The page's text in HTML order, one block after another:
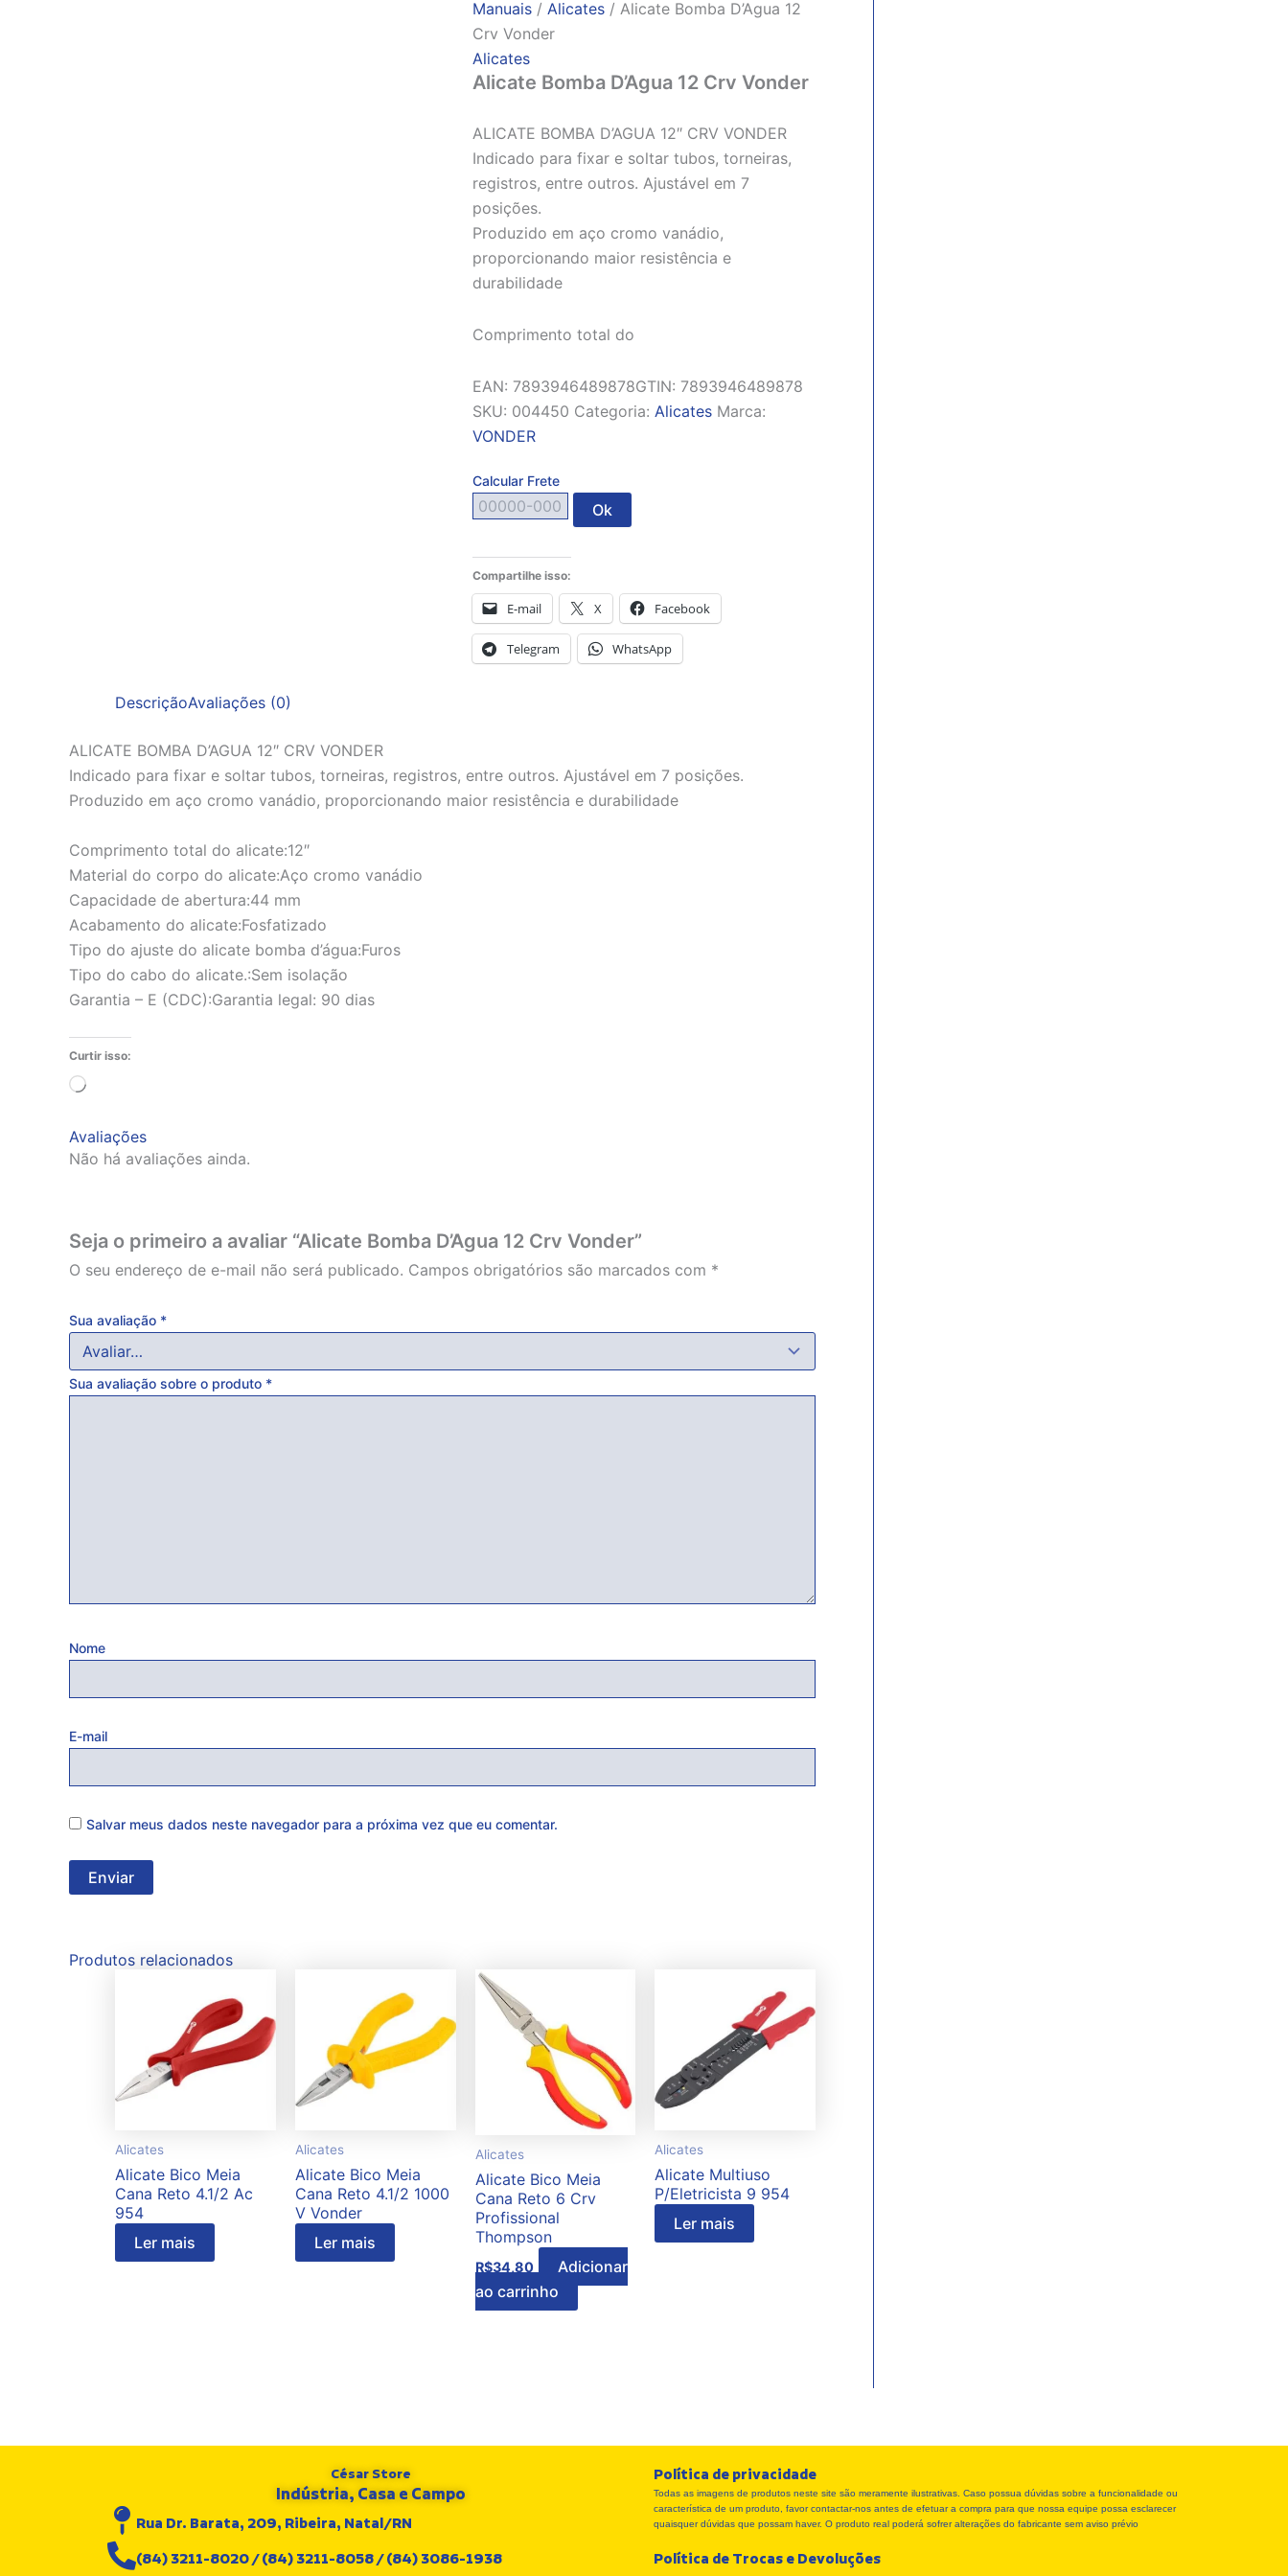
Manuais/ Alicates/ Alicate Bomba D’Agua 12
Crv Vonder
Alicates
Alicate Bomba D’Agua 12 Crv Vonder
ALICATE BOMBA D’AGUA 12″ CRV VONDER
Indicado para fixar e soltar tubos, torneiras,
registros, entre outros. Ajustável em 7
posições.
Produzido em aço cromo vanádio,
proporcionando maior resistência e
durabilidade
Comprimento total do
EAN: 7893946489878GTIN: 7893946489878
SKU: 004450 Categoria: Alicates Marca:
VONDER
Calcular Frete
Ok
Compartilhe isso:
E-mail X Facebook
Telegram WhatsApp
DescriçãoAvaliações (0)
ALICATE BOMBA D’AGUA 12″ CRV VONDER
Indicado para fixar e soltar tubos, torneiras, registros, entre outros. Ajustável em 7 posições.
Produzido em aço cromo vanádio, proporcionando maior resistência e durabilidade
Comprimento total do alicate:12″
Material do corpo do alicate:Aço cromo vanádio
Capacidade de abertura:44 mm
Acabamento do alicate:Fosfatizado
Tipo do ajuste do alicate bomba d’água:Furos
Tipo do cabo do alicate.:Sem isolação
Garantia – E (CDC):Garantia legal: 90 dias
Curtir isso:
Carregando...
Avaliações
Não há avaliações ainda.
Seja o primeiro a avaliar “Alicate Bomba D’Agua 12 Crv Vonder”
O seu endereço de e-mail não será publicado. Campos obrigatórios são marcados com *
Sua avaliação *
Sua avaliação sobre o produto *
Nome
E-mail
Salvar meus dados neste navegador para a próxima vez que eu comentar.
Produtos relacionados
Alicates
Alicate Bico Meia
Cana Reto 4.1/2 Ac
954
Ler mais
Alicates
Alicate Bico Meia
Cana Reto 4.1/2 1000
V Vonder
Ler mais
Alicates
Alicate Bico Meia
Cana Reto 6 Crv
Profissional
Thompson
R$34,80
Adicionar
ao carrinho
Alicates
Alicate Multiuso
P/Eletricista 9 954
Ler mais
César Store
Indústria, Casa e Campo
Rua Dr. Barata, 209, Ribeira, Natal/RN
(84) 3211-8020 / (84) 3211-8058 / (84) 3086-1938
Política de privacidade
Todas as imagens de produtos neste site são meramente ilustrativas. Caso possua dúvidas sobre a funcionalidade ou
característica de um produto, favor contactar-nos antes de efetuar a compra para que nossa equipe possa esclarecer
quaisquer dúvidas que possam haver. O produto real poderá sofrer alterações do fabricante sem aviso prévio
Política de Trocas e Devoluções